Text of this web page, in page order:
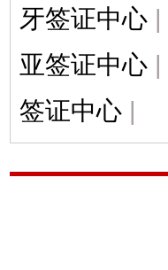
牙签证中心 |
亚签证中心 |
签证中心 |